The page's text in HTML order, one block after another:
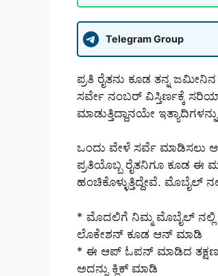
Telegram Group
ಪ್ರತಿ ರೈತನು ಕೂಡ ತನ್ನ
ಸರ್ವೇ ನಂಬರ್ ವಿಸ್ತಿರ್ಣಕ್ಕೆ
ಮಾಡುತ್ತಿದ್ದಾನಯೇ
ಒಂದು ವೇಳೆ ಸರ್ವೆ ಮಾಡಿಸಲು
ಪ್ರತಿಯೊಬ್ಬ ರೈತನಿಗೂ ಕೂಡ ಈ
ಹಂಚಿಕೊಳ್ಳುತ್ತಿದ್ದೇವೆ.
* ಮೊದಲಿಗೆ ನಿಮ್ಮ ಮೊಬೈಲ್
ಲೊಕೇಶನ್ ಕೂಡ ಆನ್ ಮಾಡಿ
* ಈ ಆಪ್ ಓಪನ್ ಮಾಡಿದ ತಕ್ಷಣ
ಅದನ್ನು ಕ್ಲಿಕ್ ಮಾಡಿ